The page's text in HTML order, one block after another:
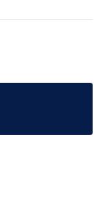
Pinterest